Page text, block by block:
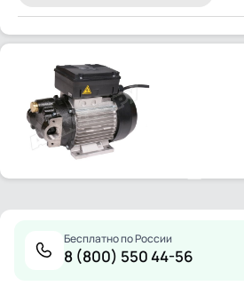
Бесплатно по России
8 (800) 550 44-56